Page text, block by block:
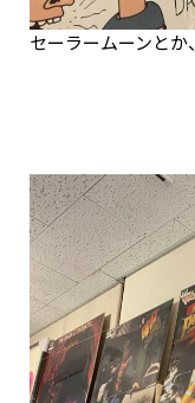
セーラームーンとか、